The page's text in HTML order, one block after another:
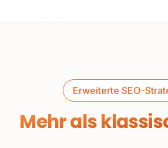
Erweiterte SEO-
Mehr als